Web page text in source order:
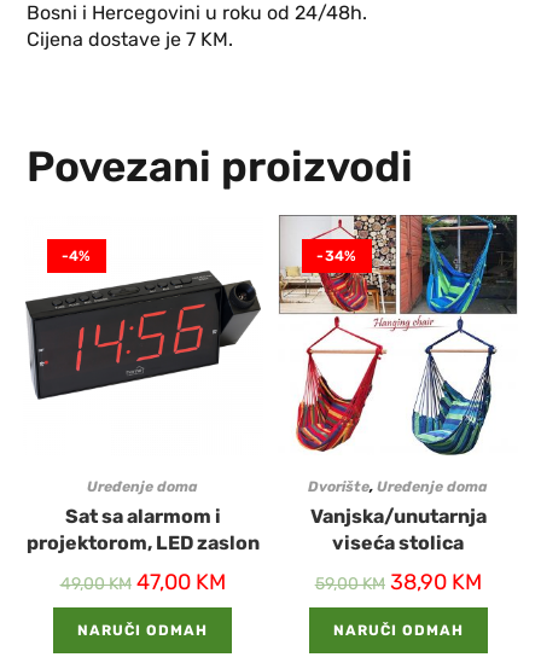
Bosni i Hercegovini u roku od 24/48h.
Cijena dostave je 7 KM.
Povezani proizvodi
-4%
Uređenje doma
Sat sa alarmom i
projektorom, LED zaslon
49,00KM 47,00 KM
NARUČI ODMAH
-34%
Dvorište,Uređenje doma
Vanjska/unutarnja
viseća stolica
59,00KM 38,90 KM
NARUČI ODMAH